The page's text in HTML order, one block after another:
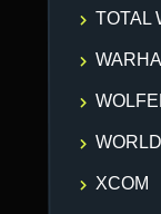
TOTAL
XCOM